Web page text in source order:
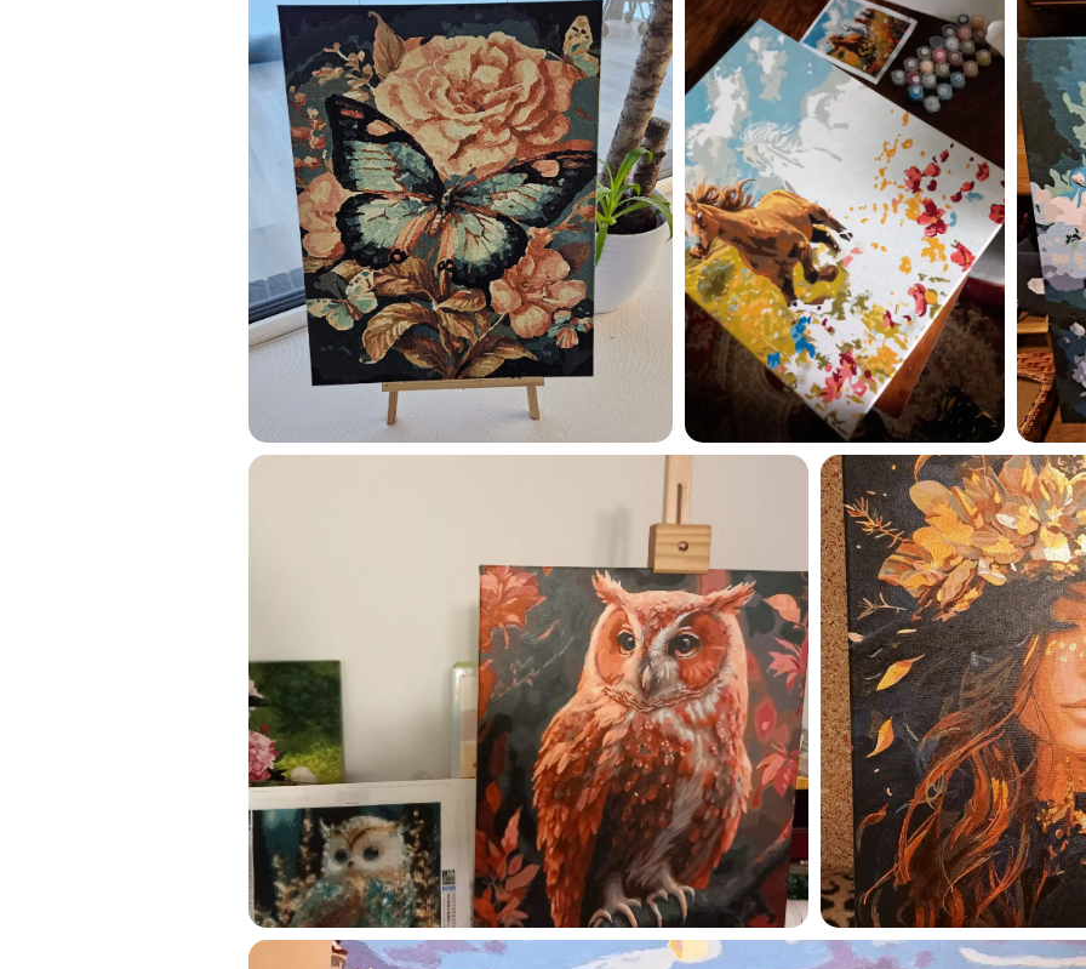
mõtted puhata lasta 😌
Olen tutvunud
privaatsuspoliitikaga ja
sellega
Maalihobi.eePrivaatsuspoliitika
TELLI